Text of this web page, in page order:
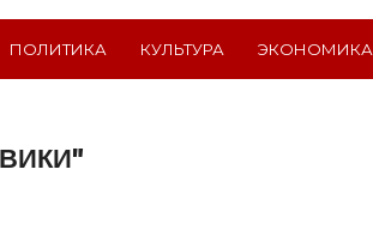
ПОЛИТИКА КУЛЬТУРА ЭКОНОМИКА